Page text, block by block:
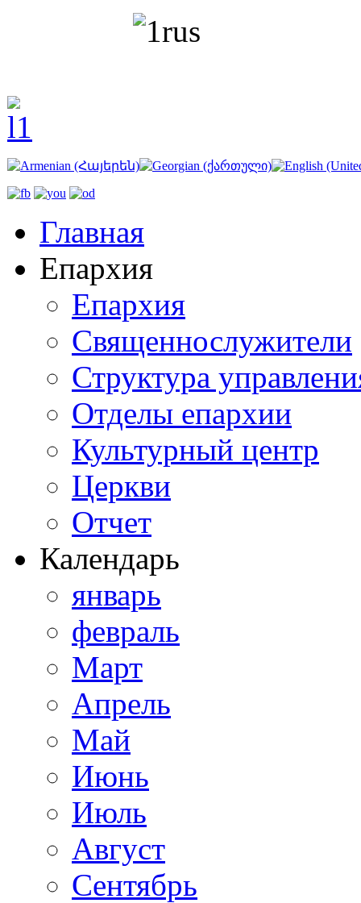
Главная
Епархия
Епархия
Священнослужители
Структура
Отделы епархии
Культурный центр
Церкви
Отчет
Календарь
январь
февраль
Март
Апрель
Май
Июнь
Июль
Август
Сентябрь